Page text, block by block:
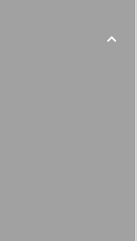
